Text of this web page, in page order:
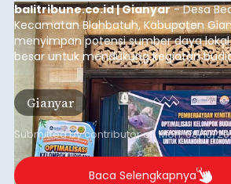
balitribune.co.id | Gianyar- Desa
Kecamatan Blahbatuh, Kabupaten
menyimpan potensi sumber daya
besar untuk mendukung kegiatan
nila.
Gianyar
Submitted bycontributoronMon, 08/10/
Baca Selengkapnya